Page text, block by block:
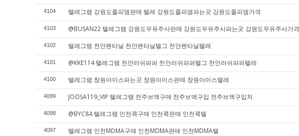
4104 텔레그램 강원도졸피뎀판매 텔레 강원도졸피뎀파는곳 강원도졸피뎀가격
4103 @BUSAN22 텔레그램 강원도우유주사판매 강원도우유주사파는곳 강원도우유주사가격
4102 텔레그램 천안펜타닐 천안펜타닐텔그 천안펜타닐텔레
4101 @KKE114 텔레그램 천안러쉬파퍼 천안러쉬파퍼텔그 천안러쉬파퍼텔레
4100 텔레그램 창원아이스파는곳 창원아이스판매 창원아이스텔레
4099 JOOSA119_VIP 텔레그램 전주브액구매 전주브액구입 전주브액구입처
4098 @BYC84 텔레그램 인천콕구매 인천콕판매 인천콕텔
4097 텔레그램 인천MDMA구매 인천MDMA판매 인천MDMA텔